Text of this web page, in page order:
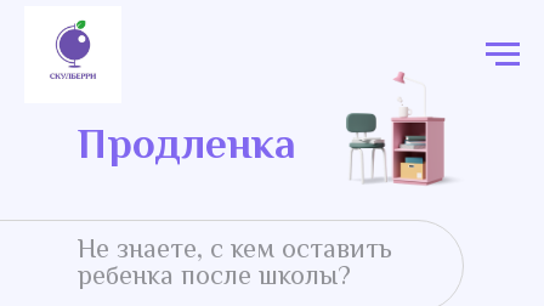
Продленка
Не знаете, с кем оставить
ребенка после школы?